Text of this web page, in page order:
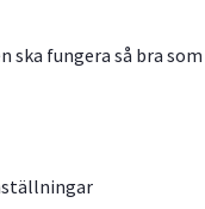
fungera så bra